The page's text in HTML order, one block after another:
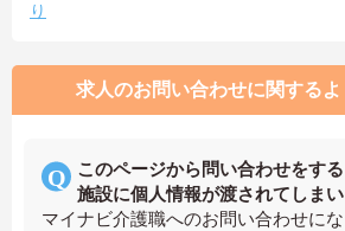
り
求人のお問い合わせに関する
このページから問い合わせをす
施設に個人情報が渡されてしま
マイナビ介護職へのお問い合わせに